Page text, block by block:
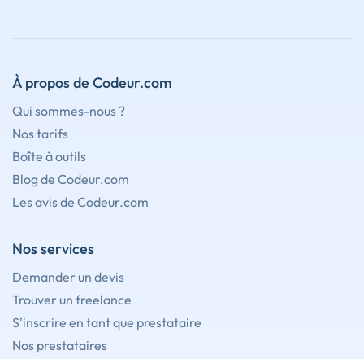
À propos de Codeur.com
Qui sommes-nous ?
Nos tarifs
Boîte à outils
Blog de Codeur.com
Les avis de Codeur.com
Nos services
Demander un devis
Trouver un freelance
S'inscrire en tant que prestataire
Nos prestataires